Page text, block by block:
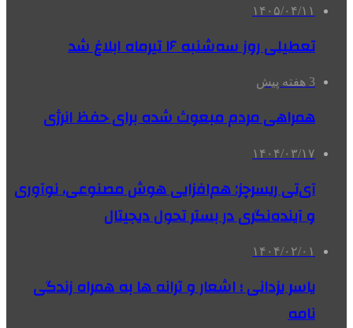
۱۴۰۵/۰۴/۱۱
تعطیلی روز سه‌شنبه ۱۶ تیرماه ابلاغ شد
3 هفته پیش
همراهی مردم مبعوث شده برای حفظ انرژی
۱۴۰۴/۰۳/۱۷
آی‌تی ریسرچز: هم‌افزایی هوش مصنوعی، نوآوری
و آینده‌نگری در بستر تحول دیجیتال
۱۴۰۴/۰۲/۰۱
یاسر یزدانی ؛ اشعار و ترانه ها به همراه زندگی
نامه